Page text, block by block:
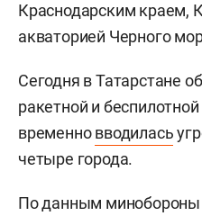
Краснодарским краем,
акваторией Черного
Сегодня в Татарстане
ракетной и
временновводилась
четыре города.
По данным